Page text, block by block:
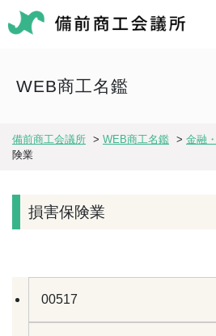
WEB商工名鑑
備前商工会議所 > WEB商工名鑑 > 金融
険業
損害保険業
00517